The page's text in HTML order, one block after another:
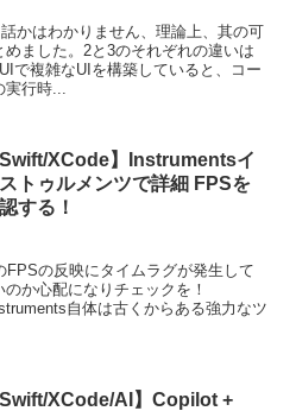
かはわかりません、理論上、其の可
ました。2と3のそれぞれの違いは
で複雑なUIを構築していると、コー
実行時...
Swift/XCode】Instrumentsイ
トゥルメンツで詳細 FPSを
する！
FPSの反映にタイムラグが発生して
か心配になりチェックを！
自体は古くからある強力なツ
Swift/XCode/AI】Copilot +